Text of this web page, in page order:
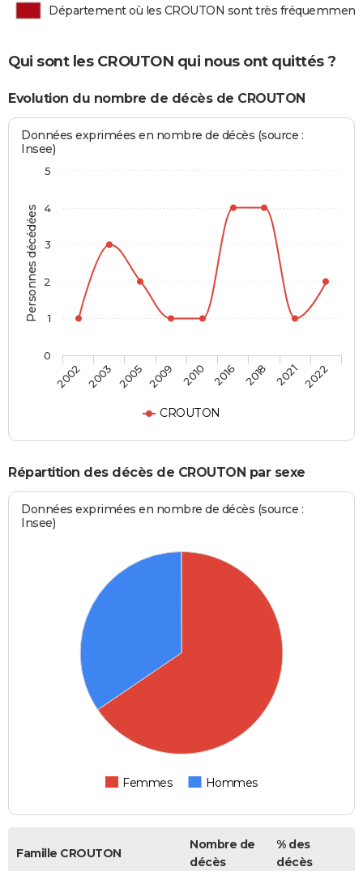
Département où les CROUTON sont très fréquemment
Qui sont les CROUTON qui nous ont quittés ?
Evolution du nombre de décès de CROUTON
Personnes décédées
Données exprimées en nombre de décès (source :
Insee)
CROUTON
2002 2003 2005 2009 2010 2016 2018 2021 2022
0
1
2
3
4
5
Répartition des décès de CROUTON par sexe
Données exprimées en nombre de décès (source :
Insee)
Femmes Hommes
Famille CROUTON
Nombre de
décès
% des
décès